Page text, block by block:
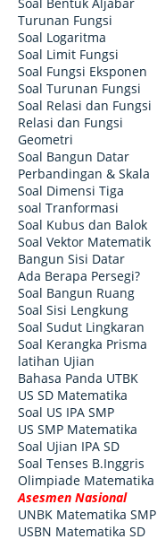
Turunan Fungsi
Soal Logaritma
Soal Limit Fungsi
Soal Fungsi Eksponen
Soal Turunan Fungsi
Soal Relasi dan Fungsi
Relasi dan Fungsi
Geometri
Soal Bangun Datar
Perbandingan & Skala
Soal Dimensi Tiga
soal Tranformasi
Soal Kubus dan Balok
Soal Vektor Matematik
Bangun Sisi Datar
Ada Berapa Persegi?
Soal Bangun Ruang
Soal Sisi Lengkung
Soal Sudut Lingkaran
Soal Kerangka Prisma
latihan Ujian
Bahasa Panda UTBK
US SD Matematika
Soal US IPA SMP
US SMP Matematika
Soal Ujian IPA SD
Soal Tenses B.Inggris
Olimpiade Matematika
Asesmen Nasional
UNBK Matematika SMP
USBN Matematika SD